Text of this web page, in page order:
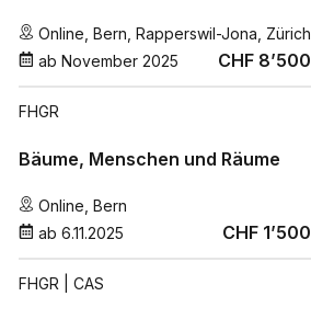
Online Bern Rapperswil-Jona Zürich
ab November 2025 CHF 8’500
FHGR
Bäume, Menschen und Räume
Online Bern
ab 6.11.2025 CHF 1’500
FHGR | CAS